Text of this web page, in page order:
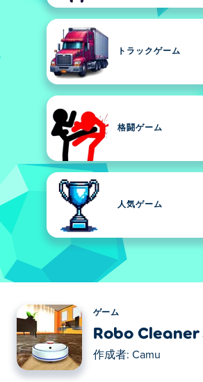
トラックゲーム
格闘ゲーム
人気ゲーム
ゲーム
Robo
作成者: Camu